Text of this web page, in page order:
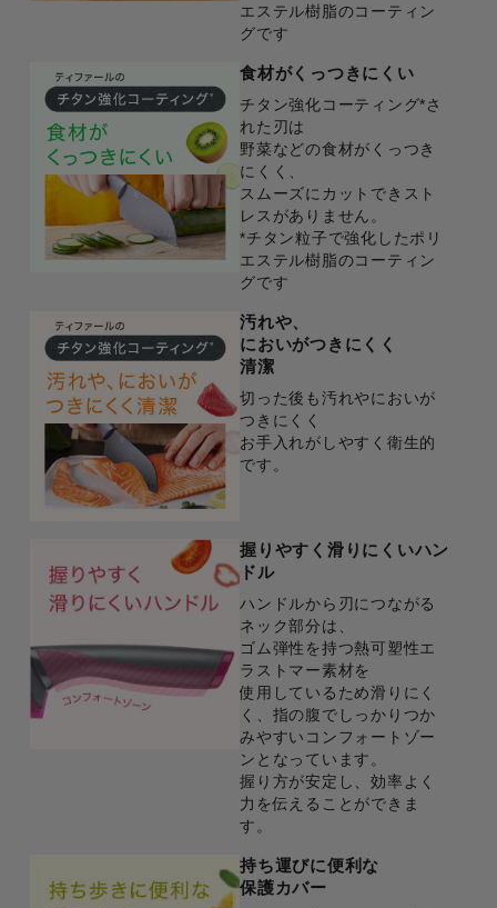
エステル樹脂のコーティン
グです
食材がくっつきにくい
チタン強化コーティング*さ
れた刃は
野菜などの食材がくっつき
にくく、
スムーズにカットできスト
レスがありません。
*チタン粒子で強化したポリ
エステル樹脂のコーティン
グです
汚れや、
においがつきにくく
清潔
切った後も汚れやにおいが
つきにくく
お手入れがしやすく衛生的
です。
握りやすく滑りにくいハン
ドル
ハンドルから刃につながる
ネック部分は、
ゴム弾性を持つ熱可塑性エ
ラストマー素材を
使用しているため滑りにく
く、指の腹でしっかりつか
みやすいコンフォートゾー
ンとなっています。
握り方が安定し、効率よく
力を伝えることができま
す。
持ち運びに便利な
保護カバー